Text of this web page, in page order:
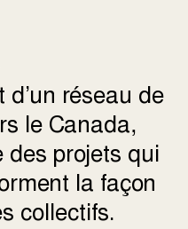
réseau de
le Canada,
des projets qui
la façon
collectifs.